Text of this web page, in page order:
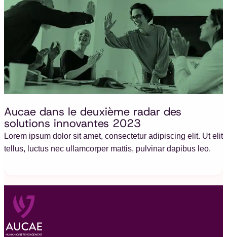
Aucae dans le deuxième radar des
solutions innovantes 2023
Lorem ipsum dolor sit amet, consectetur adipiscing elit. Ut elit
tellus, luctus nec ullamcorper mattis, pulvinar dapibus leo.